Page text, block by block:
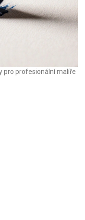
pro profesionální malíře